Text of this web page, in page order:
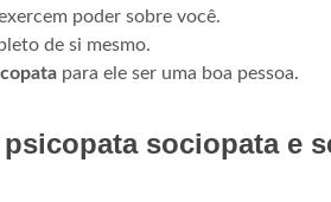
poder sobre você.
de si mesmo.
para ele ser uma boa pessoa.
sociopata e